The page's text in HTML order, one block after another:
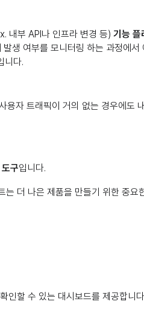
내부 API나 인프라 변경 등) 기능 플
생 여부를 모니터링 하는 과정에서
니다.
용자 트래픽이 거의 없는 경우에도
구입니다.
더 나은 제품을 만들기 위한 중요
인할 수 있는 대시보드를 제공합니